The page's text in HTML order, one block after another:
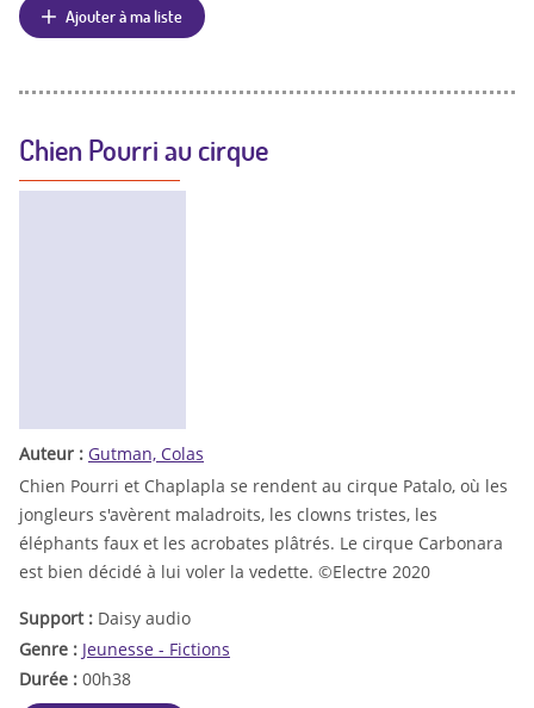
Ajouter à ma liste
Chien Pourri au cirque
Auteur : Gutman, Colas
Chien Pourri et Chaplapla se rendent au cirque Patalo, où les
jongleurs s'avèrent maladroits, les clowns tristes, les
éléphants faux et les acrobates plâtrés. Le cirque Carbonara
est bien décidé à lui voler la vedette. ©Electre 2020
Support : Daisy audio
Genre : Jeunesse - Fictions
Durée : 00h38